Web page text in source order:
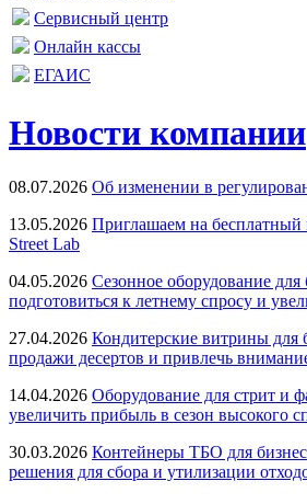
Сервисный центр
Онлайн кассы
ЕГАИС
Новости компании
08.07.2026 Об изменении в
13.05.2026 Приглашаем на бесплатный
Street Lab
04.05.2026 Сезонное оборудование для
подготовиться к летнему спросу и
27.04.2026 Кондитерские витрины для
продажи десертов и привлечь
14.04.2026 Оборудование для стрит и
увеличить прибыль в сезон высокого
30.03.2026 Контейнеры ТБО для
решения для сбора и утилизации